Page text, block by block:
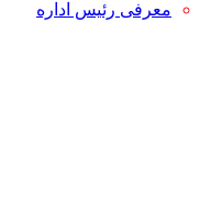
معرفی رئیس اداره